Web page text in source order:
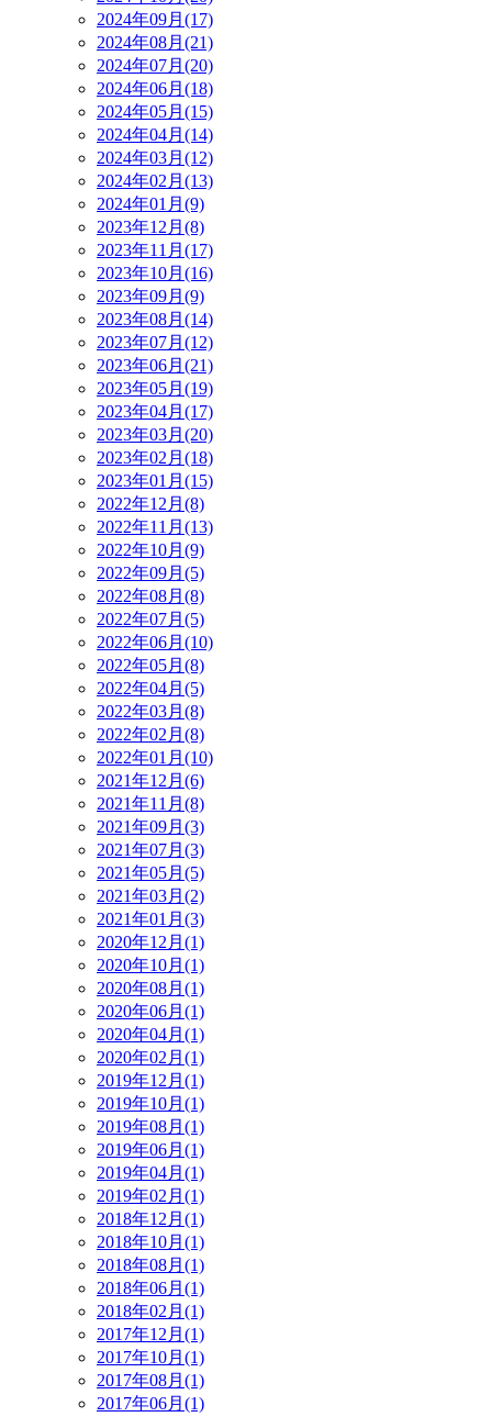
2024年09月(17)
2024年08月(21)
2024年07月(20)
2024年06月(18)
2024年05月(15)
2024年04月(14)
2024年03月(12)
2024年02月(13)
2024年01月(9)
2023年12月(8)
2023年11月(17)
2023年10月(16)
2023年09月(9)
2023年08月(14)
2023年07月(12)
2023年06月(21)
2023年05月(19)
2023年04月(17)
2023年03月(20)
2023年02月(18)
2023年01月(15)
2022年12月(8)
2022年11月(13)
2022年10月(9)
2022年09月(5)
2022年08月(8)
2022年07月(5)
2022年06月(10)
2022年05月(8)
2022年04月(5)
2022年03月(8)
2022年02月(8)
2022年01月(10)
2021年12月(6)
2021年11月(8)
2021年09月(3)
2021年07月(3)
2021年05月(5)
2021年03月(2)
2021年01月(3)
2020年12月(1)
2020年10月(1)
2020年08月(1)
2020年06月(1)
2020年04月(1)
2020年02月(1)
2019年12月(1)
2019年10月(1)
2019年08月(1)
2019年06月(1)
2019年04月(1)
2019年02月(1)
2018年12月(1)
2018年10月(1)
2018年08月(1)
2018年06月(1)
2018年02月(1)
2017年12月(1)
2017年10月(1)
2017年08月(1)
2017年06月(1)